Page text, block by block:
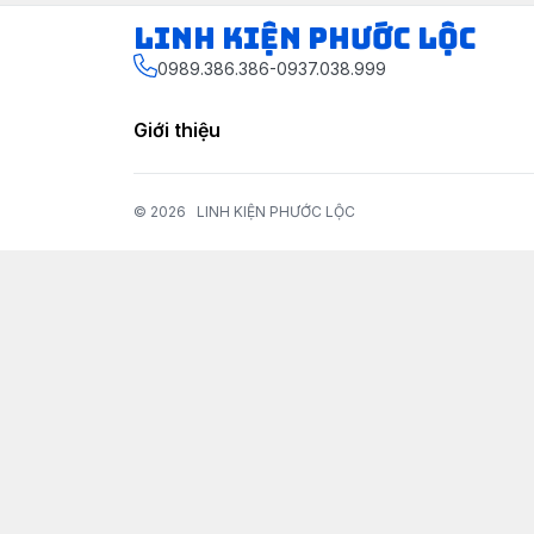
LINH KIỆN PHƯỚC LỘC
0989.386.386-0937.038.999
Giới thiệu
© 2026 LINH KIỆN PHƯỚC LỘC